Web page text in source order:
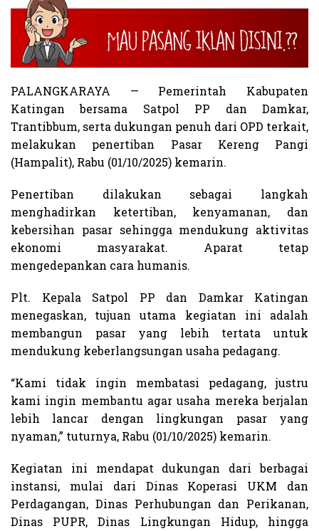
PALANGKARAYA — Pemerintah Kabupaten
Katingan bersama Satpol PP dan Damkar,
Trantibbum, serta dukungan penuh dari OPD terkait,
melakukan penertiban Pasar Kereng Pangi
(Hampalit), Rabu (01/10/2025) kemarin.
Penertiban dilakukan sebagai langkah
menghadirkan ketertiban, kenyamanan, dan
kebersihan pasar sehingga mendukung aktivitas
ekonomi masyarakat. Aparat tetap
mengedepankan cara humanis.
Plt. Kepala Satpol PP dan Damkar Katingan
menegaskan, tujuan utama kegiatan ini adalah
membangun pasar yang lebih tertata untuk
mendukung keberlangsungan usaha pedagang.
“Kami tidak ingin membatasi pedagang, justru
kami ingin membantu agar usaha mereka berjalan
lebih lancar dengan lingkungan pasar yang
nyaman,” tuturnya, Rabu (01/10/2025) kemarin.
Kegiatan ini mendapat dukungan dari berbagai
instansi, mulai dari Dinas Koperasi UKM dan
Perdagangan, Dinas Perhubungan dan Perikanan,
Dinas PUPR, Dinas Lingkungan Hidup, hingga